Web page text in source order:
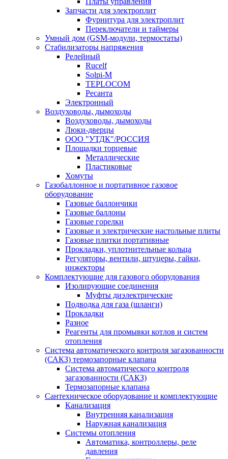
Запчасти для электроплит
Фурнитура для электроплит
Переключатели и таймеры
Умный дом (GSM-модули, термостаты)
Cтабилизаторы напряжения
Релейный
Rucelf
Solpi-M
TEPLOCOM
Ресанта
Электронный
Воздуховоды, дымоходы
Воздуховоды, дымоходы
Люки-дверцы
ООО "УТДК"/РОССИЯ
Площадки торцевые
Металлические
Пластиковые
Хомуты
Газобаллонное и портативное газовое
оборудование
Газовые баллончики
Газовые баллоны
Газовые горелки
Газовые и электрические настольные плиты
Газовые плитки портативные
Прокладки, уплотнительные кольца
Регуляторы, вентили, штуцеры, гайки,
инжекторы
Комплектующие для газового оборудования
Изолирующие соединения
Муфты диэлектрические
Подводка для газа (шланги)
Прокладки
Разное
Реагенты для промывки котлов и систем
отопления
Система автоматического контроля загазованности
(САКЗ) термозапорные клапана
Система автоматического контроля
загазованности (САКЗ)
Термозапорные клапана
Сантехническое оборудование и комплектующие
Канализация
Внутренняя канализация
Наружная канализация
Системы отопления
Автоматика, контроллеры, реле
давления